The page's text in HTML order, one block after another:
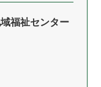
福祉センター